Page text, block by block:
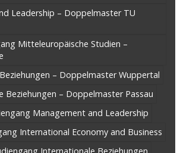
und VVZ
WS 2025 / 26 SoSe 2025
SoSe 2024
WS 2022 / 23 SoSe 2022
Leadership – Doppelmaster TU
Mitteleuropäische Studien –
– Doppelmaster Wuppertal
Beziehungen – Doppelmaster Passau
Management and Leadership
International Economy and Business
Internationale Beziehungen